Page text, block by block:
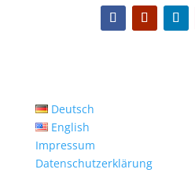
Deutsch
English
Impressum
Datenschutzerklärung